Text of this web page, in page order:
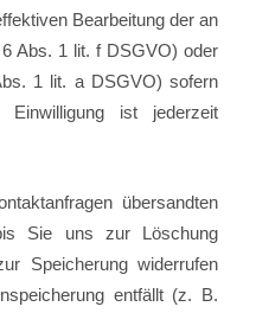
Bearbeitung der an
Abs. 1 lit. f DSGVO) oder
1 lit. a DSGVO) sofern
ist jederzeit
übersandten
Sie uns zur Löschung
Speicherung widerrufen
entfällt (z. B.